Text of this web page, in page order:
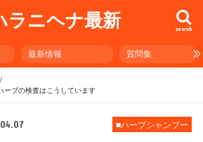
ラニヘナ最新 search
最新情報 質問集
ーブの検査はこうしています
■ハーブシャンプー